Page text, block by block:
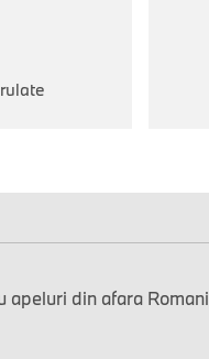
din afara